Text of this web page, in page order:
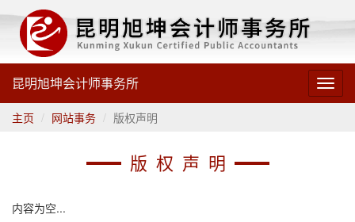
昆明旭坤会计师事务所
主页 网站事务 版权声明
版权声明
内容为空...